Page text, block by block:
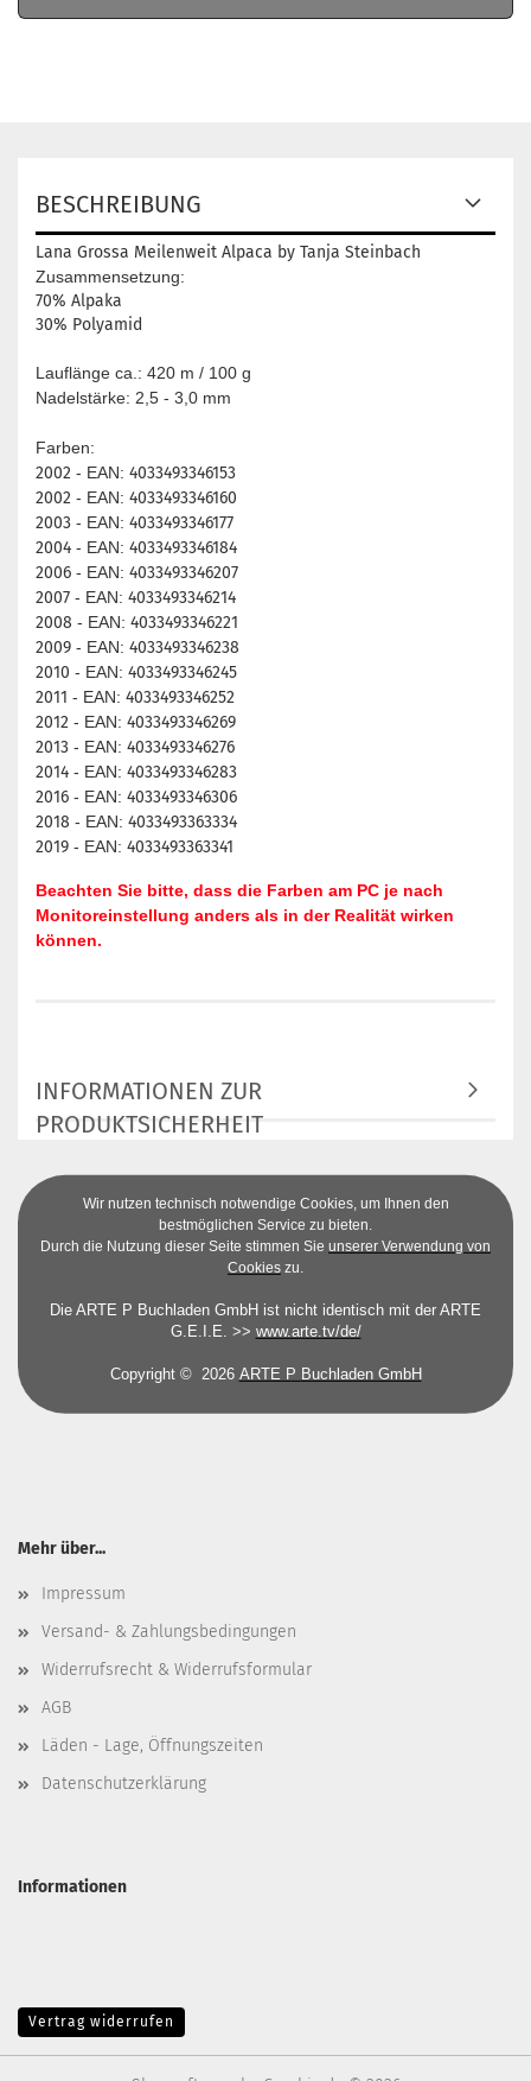
BESCHREIBUNG
Lana Grossa Meilenweit Alpaca by Tanja Steinbach
Zusammensetzung:
70% Alpaka
30% Polyamid
Lauflänge ca.: 420 m / 100 g
Nadelstärke: 2,5 - 3,0 mm
Farben:
2002 - EAN: 4033493346153
2002 - EAN: 4033493346160
2003 - EAN: 4033493346177
2004 - EAN: 4033493346184
2006 - EAN: 4033493346207
2007 - EAN: 4033493346214
2008 - EAN: 4033493346221
2009 - EAN: 4033493346238
2010 - EAN: 4033493346245
2011 - EAN: 4033493346252
2012 - EAN: 4033493346269
2013 - EAN: 4033493346276
2014 - EAN: 4033493346283
2016 - EAN: 4033493346306
2018 - EAN: 4033493363334
2019 - EAN: 4033493363341
Beachten Sie bitte, dass die Farben am PC je nach
Monitoreinstellung anders als in der Realität wirken
können.
INFORMATIONEN ZUR
PRODUKTSICHERHEIT
Wir nutzen technisch notwendige Cookies, um Ihnen den
bestmöglichen Service zu bieten.
Durch die Nutzung dieser Seite stimmen Sie unserer Verwendung von
Cookies zu.
Die ARTE P Buchladen GmbH ist nicht identisch mit der ARTE
G.E.I.E. >> www.arte.tv/de/
Copyright © 2026 ARTE P Buchladen GmbH
Mehr über...
Impressum
Versand- & Zahlungsbedingungen
Widerrufsrecht & Widerrufsformular
AGB
Läden - Lage, Öffnungszeiten
Datenschutzerklärung
Informationen
Vertrag widerrufen